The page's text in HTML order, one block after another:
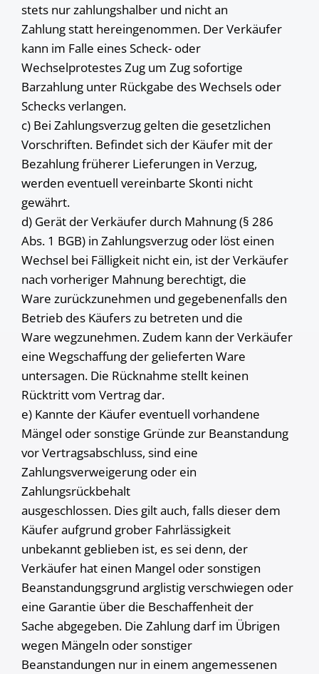
stets nur zahlungshalber und nicht an
Zahlung statt hereingenommen. Der Verkäufer
kann im Falle eines Scheck- oder
Wechselprotestes Zug um Zug sofortige
Barzahlung unter Rückgabe des Wechsels oder
Schecks verlangen.
c) Bei Zahlungsverzug gelten die gesetzlichen
Vorschriften. Befindet sich der Käufer mit der
Bezahlung früherer Lieferungen in Verzug,
werden eventuell vereinbarte Skonti nicht
gewährt.
d) Gerät der Verkäufer durch Mahnung (§ 286
Abs. 1 BGB) in Zahlungsverzug oder löst einen
Wechsel bei Fälligkeit nicht ein, ist der Verkäufer
nach vorheriger Mahnung berechtigt, die
Ware zurückzunehmen und gegebenenfalls den
Betrieb des Käufers zu betreten und die
Ware wegzunehmen. Zudem kann der Verkäufer
eine Wegschaffung der gelieferten Ware
untersagen. Die Rücknahme stellt keinen
Rücktritt vom Vertrag dar.
e) Kannte der Käufer eventuell vorhandene
Mängel oder sonstige Gründe zur Beanstandung
vor Vertragsabschluss, sind eine
Zahlungsverweigerung oder ein
Zahlungsrückbehalt
ausgeschlossen. Dies gilt auch, falls dieser dem
Käufer aufgrund grober Fahrlässigkeit
unbekannt geblieben ist, es sei denn, der
Verkäufer hat einen Mangel oder sonstigen
Beanstandungsgrund arglistig verschwiegen oder
eine Garantie über die Beschaffenheit der
Sache abgegeben. Die Zahlung darf im Übrigen
wegen Mängeln oder sonstiger
Beanstandungen nur in einem angemessenen